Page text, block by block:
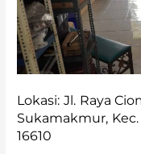
Lokasi: Jl. Raya
Sukamakmur,
16610